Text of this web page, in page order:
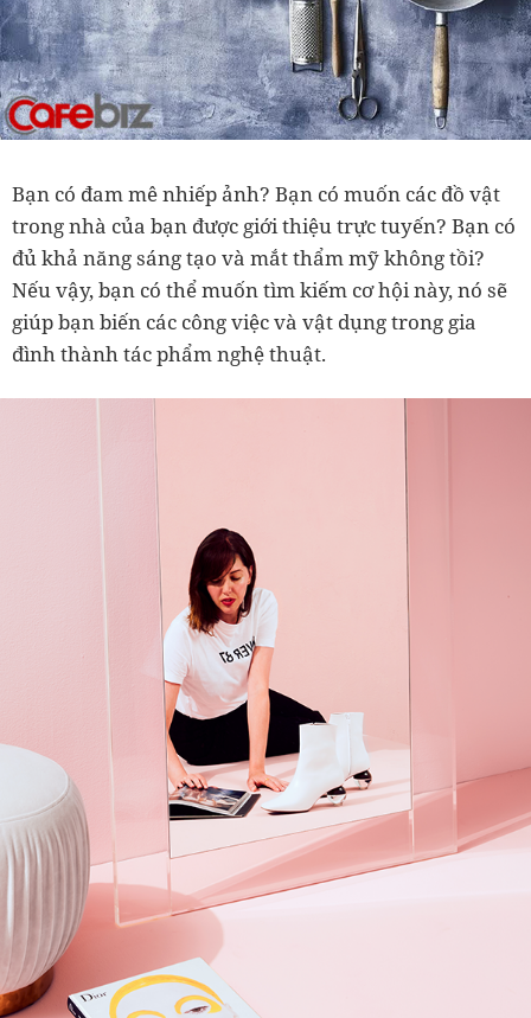
Bạn có đam mê nhiếp ảnh? Bạn có muốn các đồ vật
trong nhà của bạn được giới thiệu trực tuyến? Bạn có
đủ khả năng sáng tạo và mắt thẩm mỹ không tồi?
Nếu vậy, bạn có thể muốn tìm kiếm cơ hội này, nó sẽ
giúp bạn biến các công việc và vật dụng trong gia
đình thành tác phẩm nghệ thuật.